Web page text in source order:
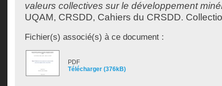
valeurs collectives sur le développement
UQAM, CRSDD, Cahiers du CRSDD.
Fichier(s) associé(s) à ce document :
PDF
Télécharger (376kB)